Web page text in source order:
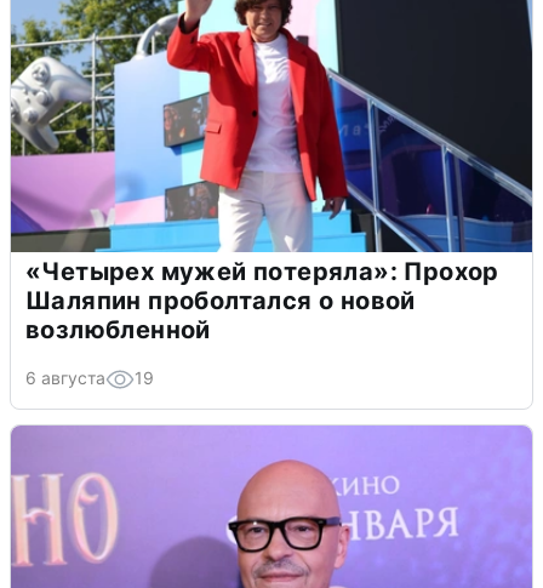
«Четырех мужей потеряла»: Прохор
Шаляпин проболтался о новой
возлюбленной
6 августа 19